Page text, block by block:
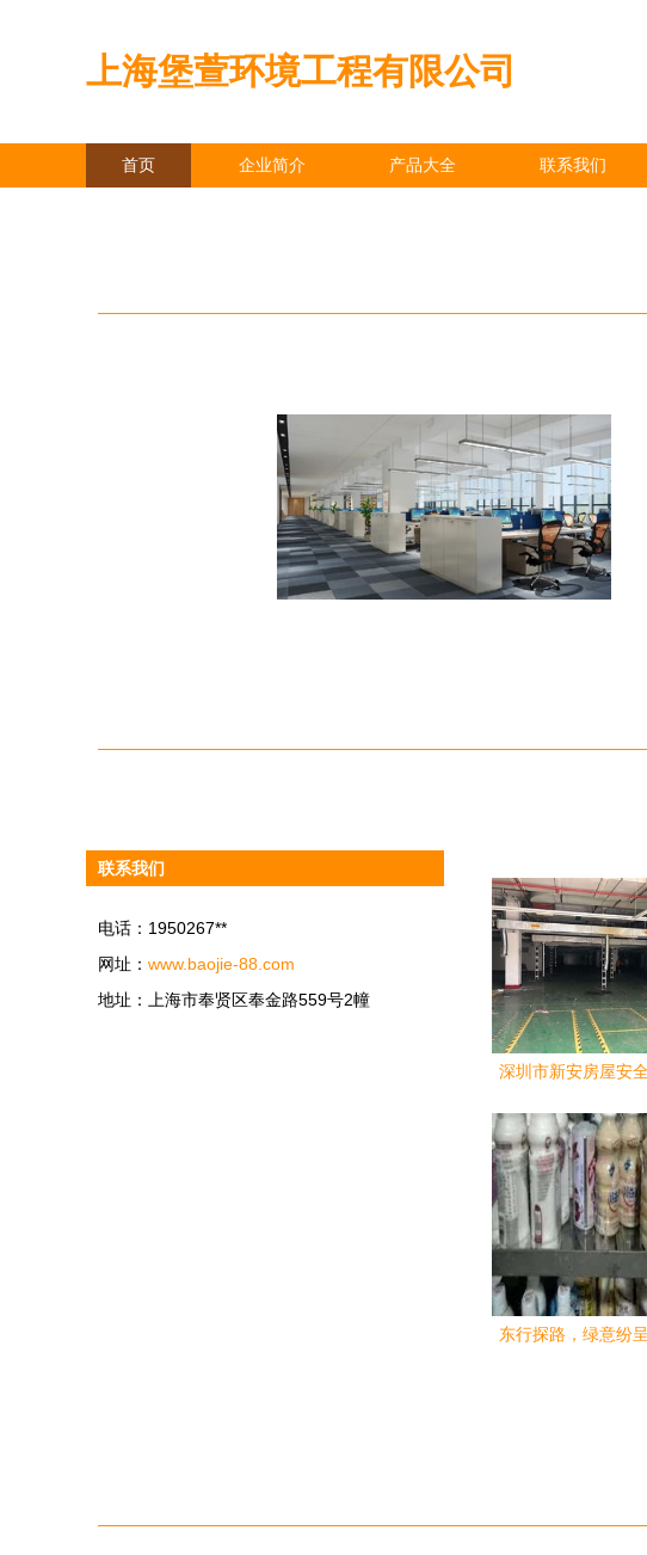
上海堡萱环境工程有限公司
首页 企业简介 产品大全 联系我们
联系我们
电话：1950267**
网址： www.baojie-88.com
地址：上海市奉贤区奉金路559号2幢
深圳市新安房屋安
境工程视角下的合
东行探路，绿意纷